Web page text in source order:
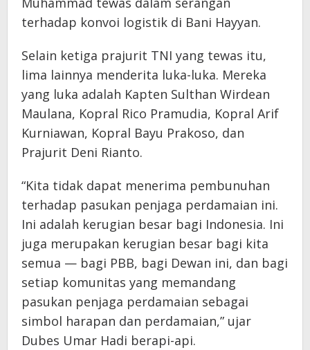
terhadap konvoi logistik di Bani Hayyan.
Selain ketiga prajurit TNI yang tewas itu,
lima lainnya menderita luka-luka. Mereka
yang luka adalah Kapten Sulthan Wirdean
Maulana, Kopral Rico Pramudia, Kopral Arif
Kurniawan, Kopral Bayu Prakoso, dan
Prajurit Deni Rianto.
“Kita tidak dapat menerima pembunuhan
terhadap pasukan penjaga perdamaian ini.
Ini adalah kerugian besar bagi Indonesia. Ini
juga merupakan kerugian besar bagi kita
semua — bagi PBB, bagi Dewan ini, dan bagi
setiap komunitas yang memandang
pasukan penjaga perdamaian sebagai
simbol harapan dan perdamaian,” ujar
Dubes Umar Hadi berapi-api.